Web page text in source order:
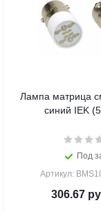
Лампа матрица
синий IEK
Под
Артикул:
306.67